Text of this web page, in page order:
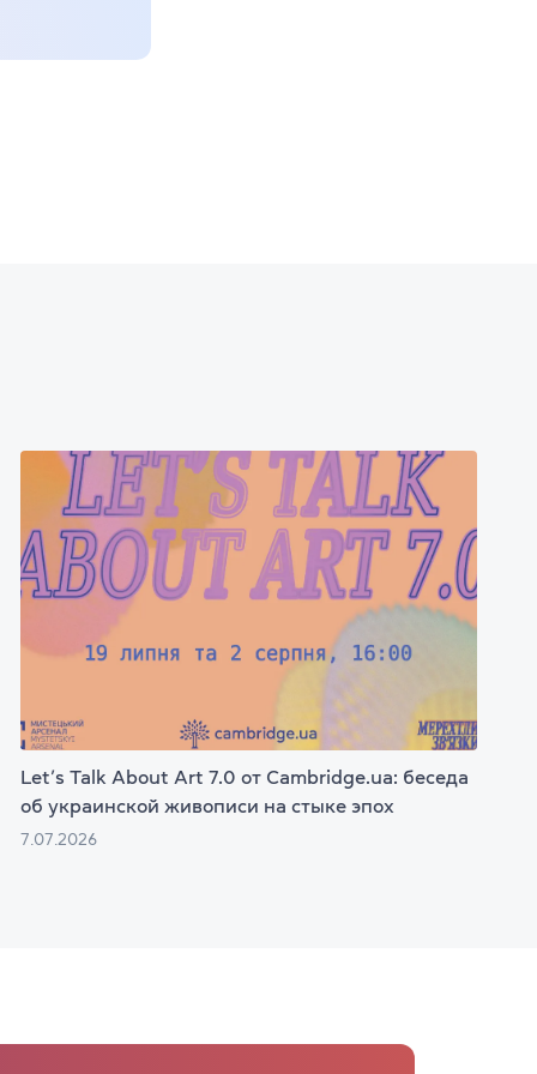
Let’s Talk About Art 7.0 от Cambridge.ua: беседа
об украинской живописи на стыке эпох
7.07.2026